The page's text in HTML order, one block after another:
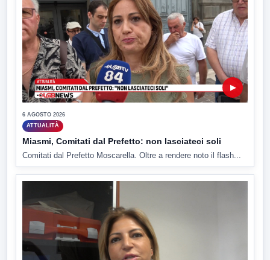
▶
6 AGOSTO 2026
ATTUALITÀ
Miasmi, Comitati dal Prefetto: non lasciateci soli
Comitati dal Prefetto Moscarella. Oltre a rendere noto il flash...